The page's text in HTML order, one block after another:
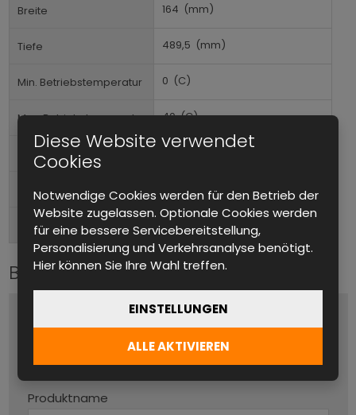
Breite 164 (mm)
Tiefe 489,5 (mm)
Min. Betriebstemperatur 0 (C)
Max. Betriebstemperatur 40(C)
Formfaktor Tischgerät, Im Rack montierbar
Anschlüsse (Ausgang) Vorne
AC Eingang 1-phasig
Bitte kontaktieren Sie uns
Produktname
Diese Website verwendet
Cookies
Notwendige Cookies werden für den Betrieb der
Website zugelassen. Optionale Cookies werden
für eine bessere Servicebereitstellung,
Personalisierung und Verkehrsanalyse benötigt.
Hier können Sie Ihre Wahl treffen.
EINSTELLUNGEN
ALLE AKTIVIEREN